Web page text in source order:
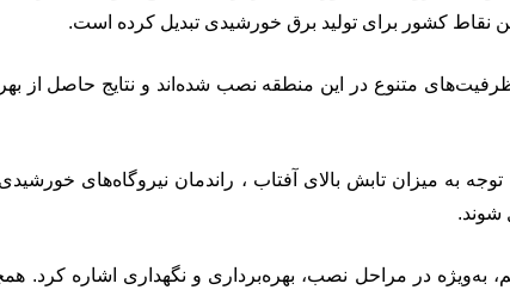
نقاط کشور برای تولید برق خورشیدی تبدیل کرده است.
متنوع در این منطقه نصب شده‌اند و نتایج حاصل از
به میزان تابش بالای آفتاب ، راندمان نیروگاه‌های
شوند.
به‌ویژه در مراحل نصب، بهره‌برداری و نگهداری اشاره